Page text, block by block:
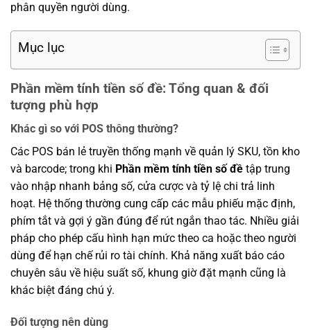
phân quyền người dùng.
Mục lục
Phần mềm tính tiền số đề: Tổng quan & đối
tượng phù hợp
Khác gì so với POS thông thường?
Các POS bán lẻ truyền thống mạnh về quản lý SKU, tồn kho
và barcode; trong khi Phần mềm tính tiền số đề tập trung
vào nhập nhanh bảng số, cửa cược và tỷ lệ chi trả linh
hoạt. Hệ thống thường cung cấp các mẫu phiếu mặc định,
phím tắt và gợi ý gần đúng để rút ngắn thao tác. Nhiều giải
pháp cho phép cấu hình hạn mức theo ca hoặc theo người
dùng để hạn chế rủi ro tài chính. Khả năng xuất báo cáo
chuyên sâu về hiệu suất số, khung giờ đặt mạnh cũng là
khác biệt đáng chú ý.
Đối tượng nên dùng